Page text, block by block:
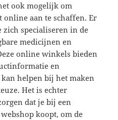
ook mogelijk om
aan te schaffen. Er
specialiseren in de
medicijnen en
online winkels bieden
en
helpen bij het maken
Het is echter
dat je bij een
koopt, om de